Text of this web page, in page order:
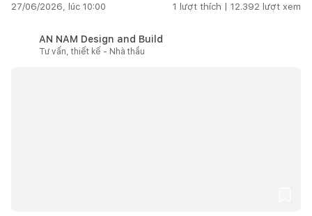
27/06/2026, lúc 10:00 1 lượt thích | 12.392 lượt xem
AN NAM Design and Build
Tư vấn, thiết kế - Nhà thầu